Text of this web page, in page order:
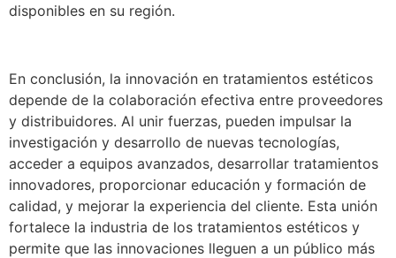
disponibles en su región.
En conclusión, la innovación en tratamientos estéticos
depende de la colaboración efectiva entre proveedores
y distribuidores. Al unir fuerzas, pueden impulsar la
investigación y desarrollo de nuevas tecnologías,
acceder a equipos avanzados, desarrollar tratamientos
innovadores, proporcionar educación y formación de
calidad, y mejorar la experiencia del cliente. Esta unión
fortalece la industria de los tratamientos estéticos y
permite que las innovaciones lleguen a un público más